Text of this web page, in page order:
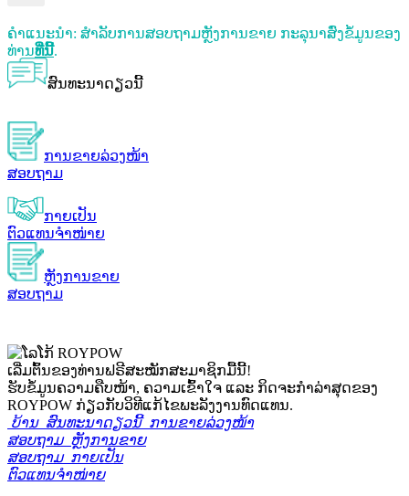
ຄຳແນະນຳ: ສຳລັບການສອບຖາມຫຼັງການຂາຍ ກະລຸນາສົ່ງຂໍ້ມູນຂອງ
ທ່ານທີ່ນີ້.
ສົນທະນາດຽວນີ້
ການຂາຍລ່ວງໜ້າ
ສອບຖາມ
ກາຍເປັນ
ຕົວແທນຈຳໜ່າຍ
ຫຼັງການຂາຍ
ສອບຖາມ
ເລີ່ມຕົ້ນຂອງທ່ານຟຣີສະໝັກສະມາຊິກມື້ນີ້!
ຮັບຂໍ້ມູນຄວາມຄືບໜ້າ, ຄວາມເຂົ້າໃຈ ແລະ ກິດຈະກຳລ່າສຸດຂອງ
ROYPOW ກ່ຽວກັບວິທີແກ້ໄຂພະລັງງານທົດແທນ.
ບ້ານ ສົນທະນາດຽວນີ້ ການຂາຍລ່ວງໜ້າ
ສອບຖາມ ຫຼັງການຂາຍ
ສອບຖາມ ກາຍເປັນ
ຕົວແທນຈຳໜ່າຍ